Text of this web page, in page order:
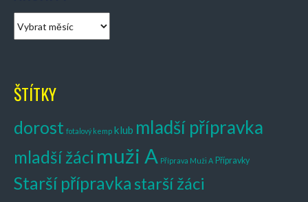
v
ŠTÍTKY
dorost fotalový kemp klub mladší přípravka
mladší žáci muži A Příprava Muži A Přípravky
Starší přípravka starší žáci